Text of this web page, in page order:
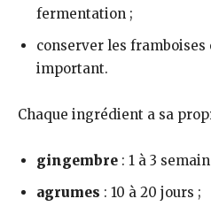
fermentation ;
conserver les
important.
Chaque ingrédient a sa
gingembre : 1 à 3
agrumes : 10 à 20 jours ;